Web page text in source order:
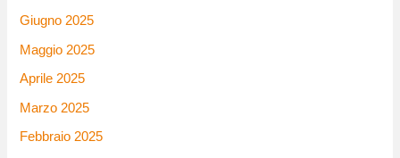
Giugno 2025
Maggio 2025
Aprile 2025
Marzo 2025
Febbraio 2025